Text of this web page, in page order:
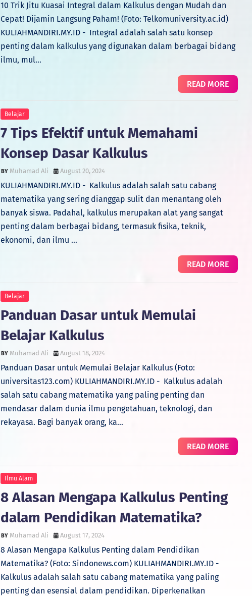
10 Trik Jitu Kuasai Integral dalam Kalkulus dengan Mudah dan
Cepat! Dijamin Langsung Paham! (Foto: Telkomuniversity.ac.id)
KULIAHMANDIRI.MY.ID - Integral adalah salah satu konsep
penting dalam kalkulus yang digunakan dalam berbagai bidang
ilmu, mul…
READ MORE
Belajar
7 Tips Efektif untuk Memahami
Konsep Dasar Kalkulus
Muhamad Ali August 20, 2024
KULIAHMANDIRI.MY.ID - Kalkulus adalah salah satu cabang
matematika yang sering dianggap sulit dan menantang oleh
banyak siswa. Padahal, kalkulus merupakan alat yang sangat
penting dalam berbagai bidang, termasuk fisika, teknik,
ekonomi, dan ilmu …
READ MORE
Belajar
Panduan Dasar untuk Memulai
Belajar Kalkulus
Muhamad Ali August 18, 2024
Panduan Dasar untuk Memulai Belajar Kalkulus (Foto:
universitas123.com) KULIAHMANDIRI.MY.ID - Kalkulus adalah
salah satu cabang matematika yang paling penting dan
mendasar dalam dunia ilmu pengetahuan, teknologi, dan
rekayasa. Bagi banyak orang, ka…
READ MORE
Ilmu Alam
8 Alasan Mengapa Kalkulus Penting
dalam Pendidikan Matematika?
Muhamad Ali August 17, 2024
8 Alasan Mengapa Kalkulus Penting dalam Pendidikan
Matematika? (Foto: Sindonews.com) KULIAHMANDIRI.MY.ID -
Kalkulus adalah salah satu cabang matematika yang paling
penting dan esensial dalam pendidikan. Diperkenalkan